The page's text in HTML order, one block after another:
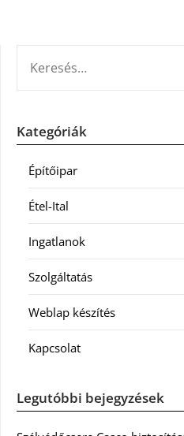
Kategóriák
Építőipar
Étel-Ital
Ingatlanok
Szolgáltatás
Weblap készítés
Kapcsolat
Legutóbbi bejegyzések